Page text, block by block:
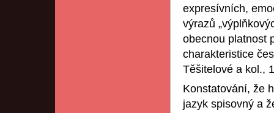
expresívních,
výrazů
obecnou platnost
charakteristice
Těšitelové a kol.,
Konstatování, že
jazyk spisovný a